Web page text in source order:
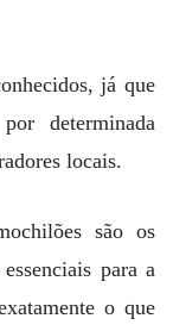
já que
determinada
locais.
são os
para a
o que